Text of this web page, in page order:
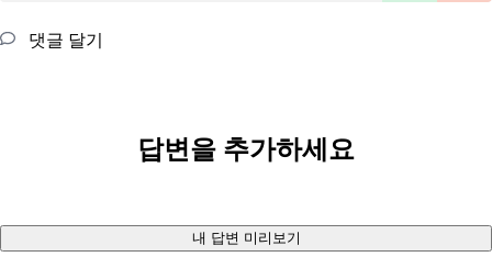
댓글 달기
답변을 추가하세요
내 답변 미리보기